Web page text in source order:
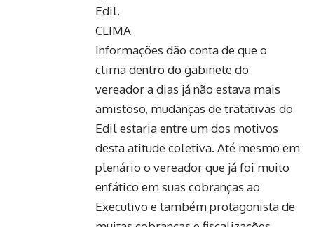
Edil.
CLIMA
Informações dão conta de que o
clima dentro do gabinete do
vereador a dias já não estava mais
amistoso, mudanças de tratativas do
Edil estaria entre um dos motivos
desta atitude coletiva. Até mesmo em
plenário o vereador que já foi muito
enfático em suas cobranças ao
Executivo e também protagonista de